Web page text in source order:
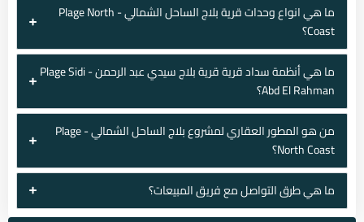
ما هي انواع وحدات قرية بلاج الساحل الشمالي - Plage North
Coast؟
ما هي أنظمة سداد قرية قرية بلاج سيدي عبد الرحمن - Plage Sidi
Abd El Rahman؟
من هو المطور العقاري لمشروع بلاج الساحل الشمالي - Plage
North Coast؟
ما هي طرق التواصل مع فريق المبيعات؟